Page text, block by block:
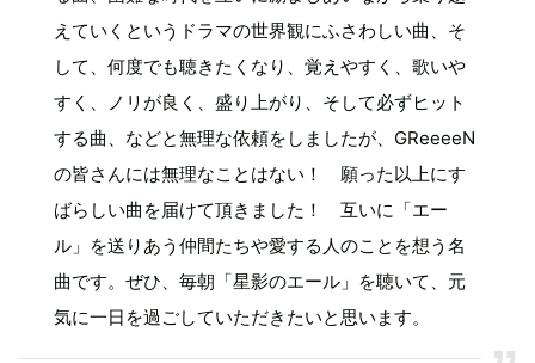
えていくというドラマの世界観にふさわしい曲、そ
して、何度でも聴きたくなり、覚えやすく、歌いや
すく、ノリが良く、盛り上がり、そして必ずヒット
する曲、などと無理な依頼をしましたが、GReeeeN
の皆さんには無理なことはない！ 願った以上にす
ばらしい曲を届けて頂きました！ 互いに「エー
ル」を送りあう仲間たちや愛する人のことを想う名
曲です。ぜひ、毎朝「星影のエール」を聴いて、元
気に一日を過ごしていただきたいと思います。